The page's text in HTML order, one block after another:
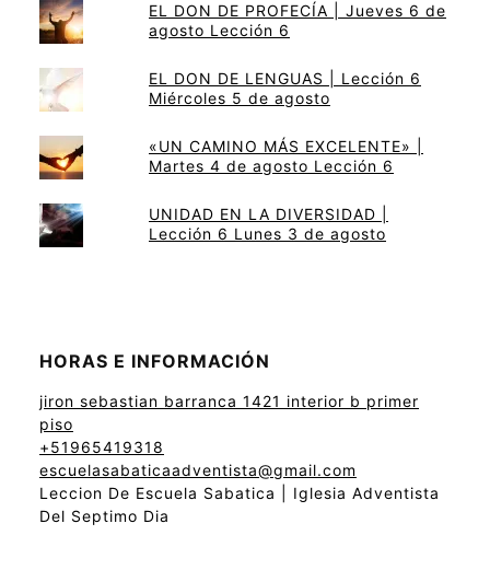
EL DON DE PROFECÍA | Jueves 6 de
agosto Lección 6
EL DON DE LENGUAS | Lección 6
Miércoles 5 de agosto
«UN CAMINO MÁS EXCELENTE» |
Martes 4 de agosto Lección 6
UNIDAD EN LA DIVERSIDAD |
Lección 6 Lunes 3 de agosto
HORAS E INFORMACIÓN
jiron sebastian barranca 1421 interior b primer
piso
+51965419318
escuelasabaticaadventista@gmail.com
Leccion De Escuela Sabatica | Iglesia Adventista
Del Septimo Dia